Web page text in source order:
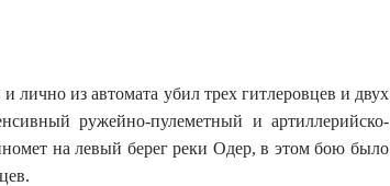
из автомата убил трех гитлеровцев и двух
ружейно-пулеметный и артиллерийско-
на левый берег реки Одер, в этом бою было